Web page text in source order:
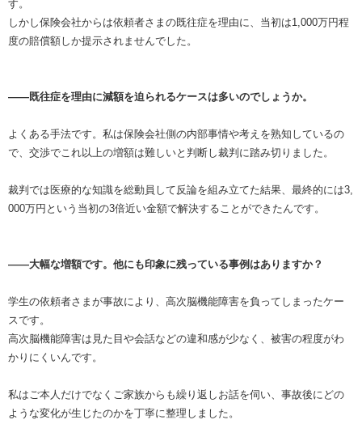
す。
しかし保険会社からは依頼者さまの既往症を理由に、当初は1,000万円程
度の賠償額しか提示されませんでした。
――既往症を理由に減額を迫られるケースは多いのでしょうか。
よくある手法です。私は保険会社側の内部事情や考えを熟知しているの
で、交渉でこれ以上の増額は難しいと判断し裁判に踏み切りました。
裁判では医療的な知識を総動員して反論を組み立てた結果、最終的には3,
000万円という当初の3倍近い金額で解決することができたんです。
――大幅な増額です。他にも印象に残っている事例はありますか？
学生の依頼者さまが事故により、高次脳機能障害を負ってしまったケー
スです。
高次脳機能障害は見た目や会話などの違和感が少なく、被害の程度がわ
かりにくいんです。
私はご本人だけでなくご家族からも繰り返しお話を伺い、事故後にどの
ような変化が生じたのかを丁寧に整理しました。